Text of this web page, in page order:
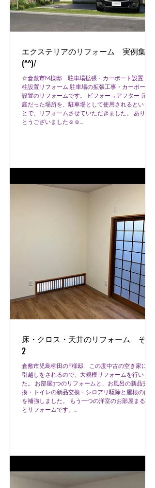
エクステリアのリフォーム 実例集～
(^^)/
☆倉敷市M様邸 駐車場拡張・カーポート設置・門
柱設置リフォーム 駐車場の拡張工事・カーポート
設置のリフォームです。 ビフォー→アフター 元々
庭だった場所を、駐車場として使用されるというこ
とで、リフォームさせていただきました。 ありが
とうございました☺☺...
床・クロス・天井のリフォーム その
2
倉敷市児島柳田のF様邸 この度中古の空き家にお
引越しをされるので、大規模リフォームを行いまし
た。 お部屋3つのリフォームと、お風呂の新品交
換・トイレの新品交換・シロアリ駆除と屋根のはり
を補強しました。 もう一つの洋室のお部屋まるご
とリフォームです。...